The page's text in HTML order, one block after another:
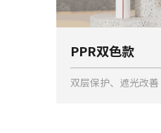
PPR双色款
双层保护、遮光改善